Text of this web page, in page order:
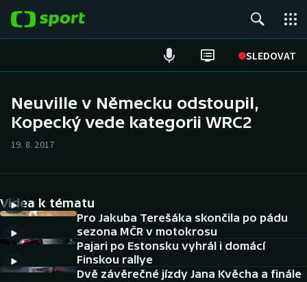
SLEDOVAT
Hokej
Cyklistika
DALŠÍ SPORTY
Neuville v Německu odstoupil,
Kopecký vede kategorii WRC2
19. 8. 2017
Videa k tématu
Pro Jakuba Terešáka skončila po pádu
sezona MČR v motokrosu
Pajari po Estonsku vyhrál i domácí
Finskou rallye
Dvě závěrečné jízdy Jana Kvěcha a finále